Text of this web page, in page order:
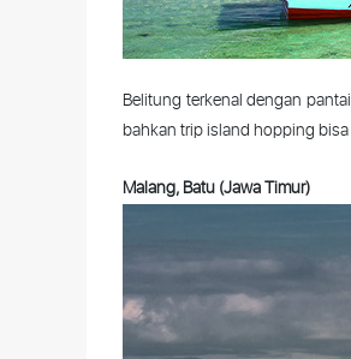
Belitung terkenal dengan pantai
bahkan trip island hopping bisa
Malang, Batu (JawaTimur)